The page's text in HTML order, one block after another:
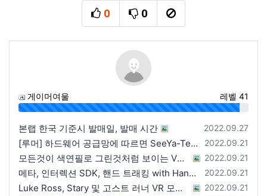
0
추천
0
비추천신고
게이머여울 레벨 41
96%
등록일
2022.09.27
본랩 한국 기준시 발매일, 발매 시간
등록일
2022.09.21
[루머] 하드웨어 공급망에 따르면 SeeYa-Tech가 Apple에 여러 번 uOLED 샘플을 보냄
등록일
2022.09.21
모든것이 색연필로 그린것처럼 보이는 VRChat 월드
등록일
2022.09.21
메타, 인터렉션 SDK, 핸드 트래킹 with Hands 2.1에 대한 강연 예정
등록일
2022.09.21
Luke Ross, Stary 및 고스트 러너 VR 모드 공개